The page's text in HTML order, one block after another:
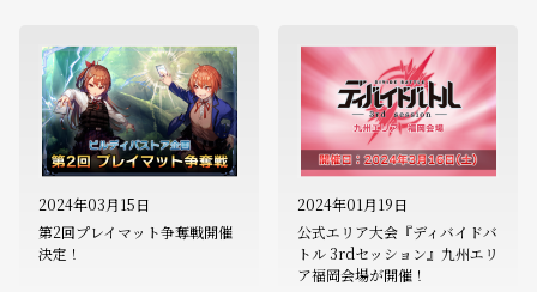
2024年03月15日
第2回プレイマット争奪戦開催
決定！
2024年01月19日
公式エリア大会『ディバイドバ
トル 3rdセッション』九州エリ
ア福岡会場が開催！